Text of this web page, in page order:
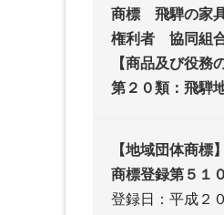
商標 飛騨の家
権利者 協同組
【商品及び役務
第２０類：飛騨
【地域団体商標】
商標登録第５１
登録日：平成２